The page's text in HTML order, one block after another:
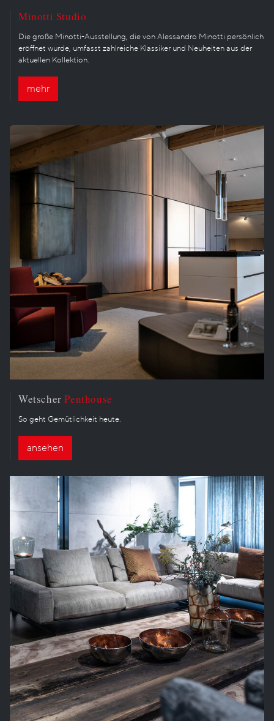
Minotti Studio
Die große Minotti-Ausstellung, die von Alessandro Minotti persönlich
eröffnet wurde, umfasst zahlreiche Klassiker und Neuheiten aus der
aktuellen Kollektion.
mehr
WetscherPenthouse
So geht Gemütlichkeit heute.
ansehen